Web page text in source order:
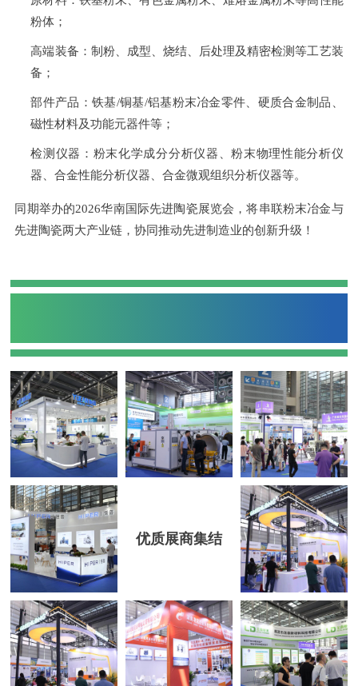
粉体；
高端装备：制粉、成型、烧结、后处理及精密检测等工艺装
备；
部件产品：铁基/铜基/铝基粉末冶金零件、硬质合金制品、
磁性材料及功能元器件等；
检测仪器：粉末化学成分分析仪器、粉末物理性能分析仪
器、合金性能分析仪器、合金微观组织分析仪器等。
同期举办的2026华南国际先进陶瓷展览会，将串联粉末冶金与
先进陶瓷两大产业链，协同推动先进制造业的创新升级！
优质展商集结